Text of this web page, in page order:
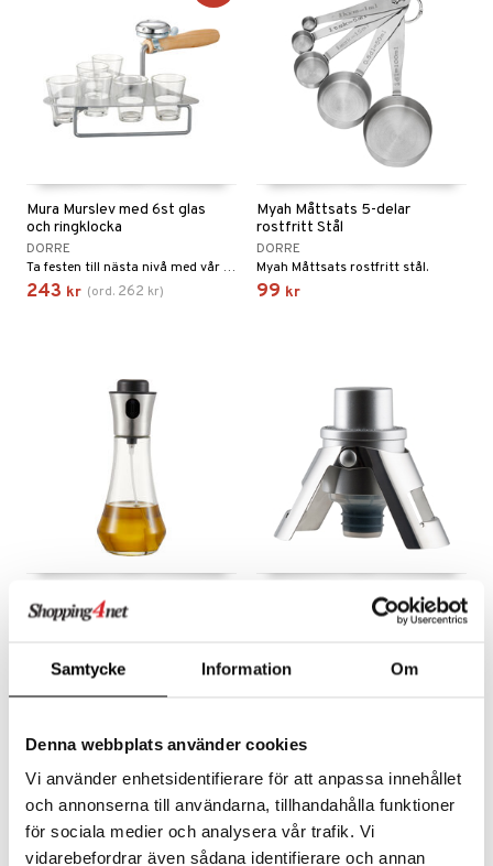
Samtycke Information Om
Denna webbplats använder cookies
Vi använder enhetsidentifierare för att anpassa innehållet
och annonserna till användarna, tillhandahålla funktioner
för sociala medier och analysera vår trafik. Vi
vidarebefordrar även sådana identifierare och annan
Mura Murslev med 6st glas
och ringklocka
DORRE
Ta festen till nästa nivå med vår innovativa murslev! Kombinerad shotbricka och ringklocka – perfekt för spontana skålar och oförglömliga ögonblick. Fira med stil och skapa minnen som varar!
243 kr (ord. 262 kr)
Myah Måttsats 5-delar
rostfritt Stål
DORRE
Myah Måttsats rostfritt stål.
99 kr
Orna Olje- & Vinägerflaska
med sprayfunktion
kr
Champagneförslutare med
68 kr
nyhet